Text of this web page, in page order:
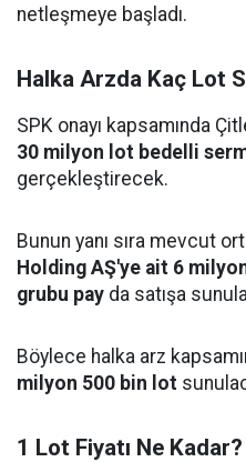
netleşmeye başladı.
Halka Arzda Kaç Lot
SPK onayı kapsamında
30 milyon lot bedelli
gerçekleştirecek.
Bunun yanı sıra mevcut
Holding AŞ'ye ait 6
grubu pay da satışa
Böylece halka arz
milyon 500 bin lot
1 Lot Fiyatı Ne Kadar?